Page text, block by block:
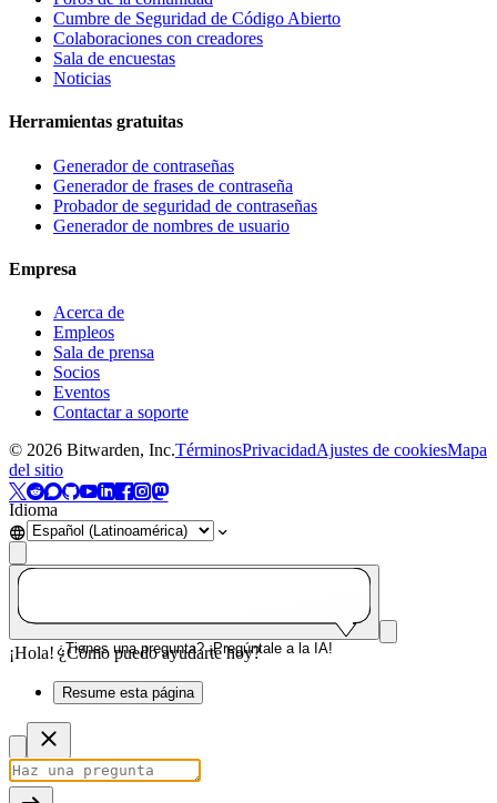
Cumbre de Seguridad de Código Abierto
Colaboraciones con creadores
Sala de encuestas
Noticias
Herramientas gratuitas
Generador de contraseñas
Generador de frases de contraseña
Probador de seguridad de contraseñas
Generador de nombres de usuario
Empresa
Acerca de
Empleos
Sala de prensa
Socios
Eventos
Contactar a soporte
© 2026 Bitwarden, Inc.TérminosPrivacidadAjustes de cookiesMapa
del sitio
Idioma
¿Tienes una pregunta? ¡Pregúntale a la IA!
¡Hola! ¿Cómo puedo ayudarte hoy?
Resume esta página